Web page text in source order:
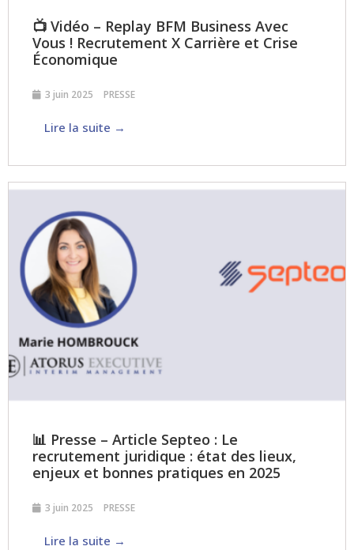
📺 Vidéo – Replay BFM Business Avec
Vous ! Recrutement X Carrière et Crise
Économique
3 juin 2025 PRESSE
Lire la suite →
📊 Presse – Article Septeo : Le
recrutement juridique : état des lieux,
enjeux et bonnes pratiques en 2025
3 juin 2025 PRESSE
Lire la suite →